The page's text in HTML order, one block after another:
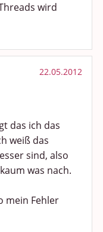
wird
22.05.2012
das ich das
weiß das
sind, also
was nach.
mein Fehler